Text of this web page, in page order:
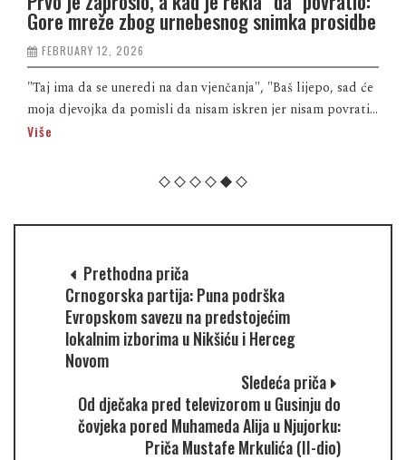
Gore mreže zbog urnebesnog snimka prosidbe
FEBRUARY 12, 2026
"Taj ima da se uneredi na dan vjenčanja", "Baš lijepo, sad će
moja djevojka da pomisli da nisam iskren jer nisam povrati...
Više
Prethodna priča
Crnogorska partija: Puna podrška
Evropskom savezu na predstojećim
lokalnim izborima u Nikšiću i Herceg
Novom
Sledeća priča
Od dječaka pred televizorom u Gusinju do
čovjeka pored Muhameda Alija u Njujorku:
Priča Mustafe Mrkulića (II-dio)